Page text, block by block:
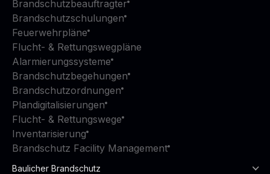
Brandschutzbeauftragter
Brandschutzschulungen
Feuerwehrpläne
Flucht- & Rettungswegpläne
Alarmierungssysteme
Brandschutzbegehungen
Brandschutzordnungen
Plandigitalisierungen
Flucht- & Rettungswege
Inventarisierung
Brandschutz Facility Management
Baulicher Brandschutz